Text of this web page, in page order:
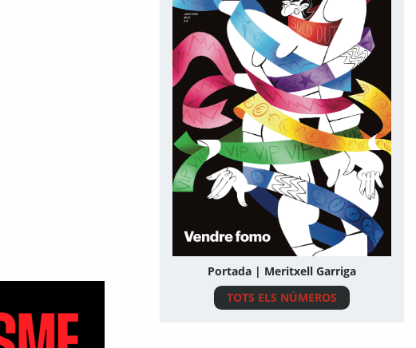
Portada | Meritxell Garriga
TOTS ELS NÚMEROS